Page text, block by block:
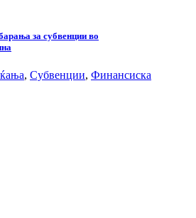
за субвенции во
, Субвенции, Финансиска